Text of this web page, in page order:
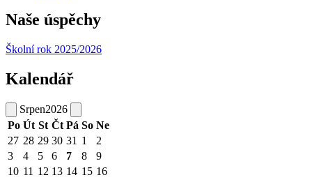
Naše úspěchy
Školní rok 2025/2026
Kalendář
Srpen2026
Po Út St Čt Pá So Ne
27 28 29 30 31 1
2
3
4 5 6 7 8
9
10 11 12 13 14 15 16